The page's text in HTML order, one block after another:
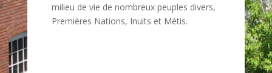
milieu de vie de nombreux peuples divers,
Premières Nations, Inuits et Métis.